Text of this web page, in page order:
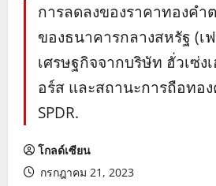
การลดลงของราคาทองคำ
ของธนาคารกลางสหรัฐ (เ
เศรษฐกิจจากบริษัท ฮั่วเซ่ง
อร์ส และสถานะการถือทอ
SPDR.
โกลด์เซียน
กรกฎาคม 21, 2023